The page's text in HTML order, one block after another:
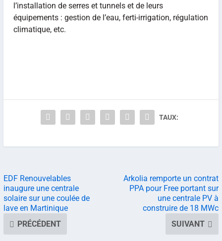
l’installation de serres et tunnels et de leurs
équipements : gestion de l’eau, ferti-irrigation, régulation
climatique, etc.
TAUX:
EDF Renouvelables
inaugure une centrale
solaire sur une coulée de
lave en Martinique
PRÉCÉDENT
Arkolia remporte un contrat
PPA pour Free portant sur
une centrale PV à
construire de 18 MWc
SUIVANT